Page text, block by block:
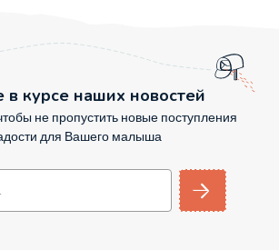
в курсе наших новостей
не пропустить новые поступления
для Вашего малыша